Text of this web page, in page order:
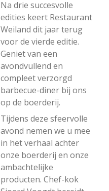
Na drie succesvolle
edities keert Restaurant
Weiland dit jaar terug
voor de vierde editie.
Geniet van een
avondvullend en
compleet verzorgd
barbecue-diner bij ons
op de boerderij.
Tijdens deze sfeervolle
avond nemen we u mee
in het verhaal achter
onze boerderij en onze
ambachtelijke
producten. Chef-kok